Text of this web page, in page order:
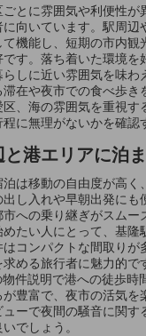
とに雰囲気や利便性
向いています。駅周
機能し、短期の市内
す。落ち着いた環境
しに近い雰囲気を味
在や夜市での食べ歩
区、海の雰囲気を重視
に無理がないかを確認
港エリアに泊
は移動の自由度が高
し入れや早朝出発に
市への乗り継ぎがスム
たい人にとって、基
はコンパクトな間取り
求める旅行者に魅力的
件説明で港への徒歩
豊富で、夜市の活気
ーで夜間の騒音に関
でしょう。